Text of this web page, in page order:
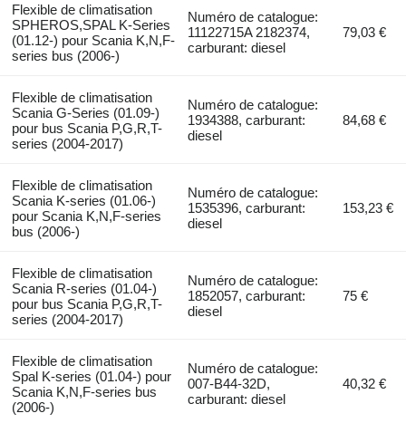
Flexible de climatisation
SPHEROS,SPAL K-Series
(01.12-) pour Scania K,N,F-
series bus (2006-)
Numéro de catalogue:
11122715A 2182374,
carburant: diesel
79,03 €
Flexible de climatisation
Scania G-Series (01.09-)
pour bus Scania P,G,R,T-
series (2004-2017)
Numéro de catalogue:
1934388, carburant:
diesel
84,68 €
Flexible de climatisation
Scania K-series (01.06-)
pour Scania K,N,F-series
bus (2006-)
Numéro de catalogue:
1535396, carburant:
diesel
153,23 €
Flexible de climatisation
Scania R-series (01.04-)
pour bus Scania P,G,R,T-
series (2004-2017)
Numéro de catalogue:
1852057, carburant:
diesel
75 €
Flexible de climatisation
Spal K-series (01.04-) pour
Scania K,N,F-series bus
(2006-)
Numéro de catalogue:
007-B44-32D,
carburant: diesel
40,32 €